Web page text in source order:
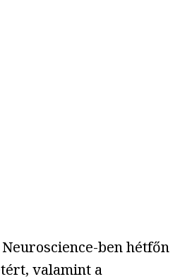
ben hétfőn
valamint a